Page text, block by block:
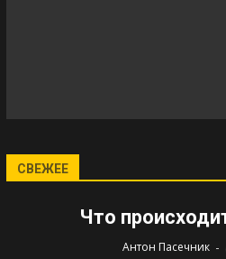
СВЕЖЕЕ
Что
Антон Пасечник -